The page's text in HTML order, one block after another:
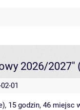
2026/2027"
01
15 godzin, 46 miejsc